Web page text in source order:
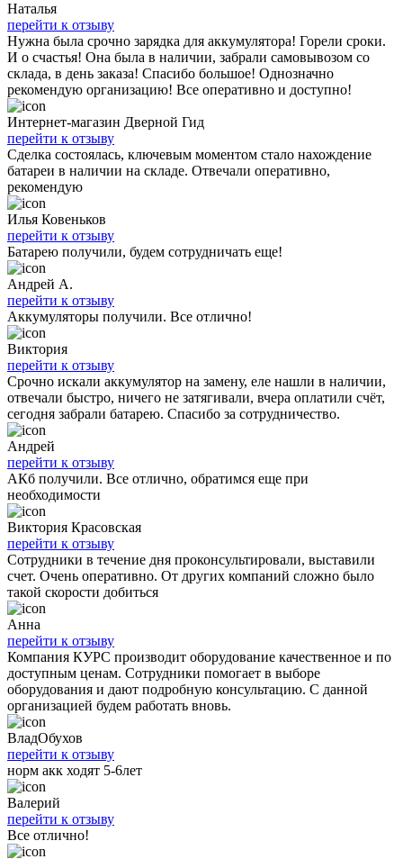
Наталья
перейти к отзыву
Нужна была срочно зарядка для аккумулятора! Горели сроки.
И о счастья! Она была в наличии, забрали самовывозом со
склада, в день заказа! Спасибо большое! Однозначно
рекомендую организацию! Все оперативно и доступно!
Интернет-магазин Дверной Гид
перейти к отзыву
Сделка состоялась, ключевым моментом стало нахождение
батареи в наличии на складе. Отвечали оперативно,
рекомендую
Илья Ковеньков
перейти к отзыву
Батарею получили, будем сотрудничать еще!
Андрей А.
перейти к отзыву
Аккумуляторы получили. Все отлично!
Виктория
перейти к отзыву
Срочно искали аккумулятор на замену, еле нашли в наличии,
отвечали быстро, ничего не затягивали, вчера оплатили счёт,
сегодня забрали батарею. Спасибо за сотрудничество.
Андрей
перейти к отзыву
АКб получили. Все отлично, обратимся еще при
необходимости
Виктория Красовская
перейти к отзыву
Сотрудники в течение дня проконсультировали, выставили
счет. Очень оперативно. От других компаний сложно было
такой скорости добиться
Анна
перейти к отзыву
Компания КУРС производит оборудование качественное и по
доступным ценам. Сотрудники помогает в выборе
оборудования и дают подробную консультацию. С данной
организацией будем работать вновь.
ВладОбухов
перейти к отзыву
норм акк ходят 5-6лет
Валерий
перейти к отзыву
Все отлично!